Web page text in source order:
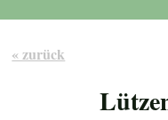
« zurück